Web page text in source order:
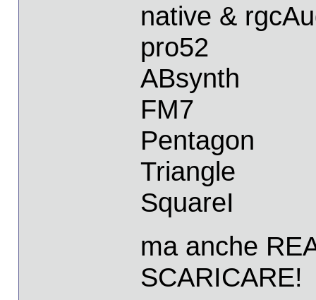
native &
pro52
ABsynth
FM7
Pentagon
Triangle
SquareI
ma anche
SCARICARE!